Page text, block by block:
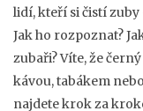
lidí, kteří si čistí
Jak ho rozpoznat?
zubaři? Víte, že
kávou, tabákem
najdete krok za